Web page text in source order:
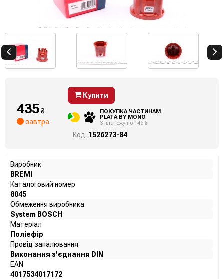
435₴
завтра
Купити
ПОКУПКА ЧАСТИНАМ
PLATA BY MONO
3 платежу по 145 ₴
Код: 1526273-84
Виробник
BREMI
Каталоговий номер
8045
Обмеження виробника
System BOSCH
Матеріал
Поліефір
Провід запалювання
Виконання з'єднання DIN
EAN
4017534017172